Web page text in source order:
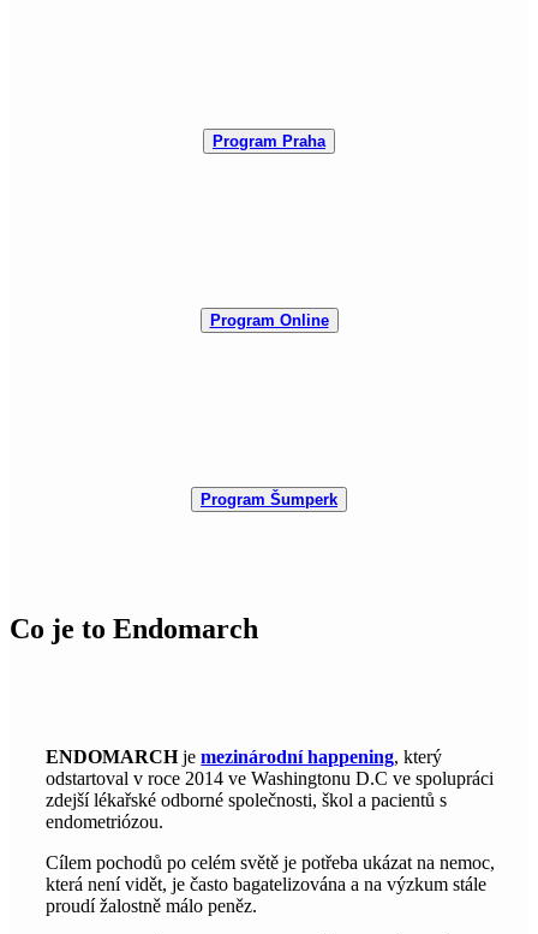
Program Praha
Program Online
Program Šumperk
Co je to Endomarch
ENDOMARCHjemezinárodní happening, který
odstartoval v roce 2014 ve Washingtonu D.C ve spolupráci
zdejší lékařské odborné společnosti, škol a pacientů s
endometriózou.
Cílem pochodů po celém světě je potřeba ukázat na nemoc,
která není vidět, je často bagatelizována a na výzkum stále
proudí žalostně málo peněz.